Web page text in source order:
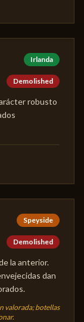
Irlanda
Demolished
robusto
Speyside
Demolished
la anterior.
dan
valorada; botellas